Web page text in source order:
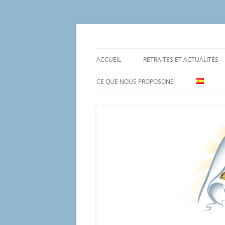
Aller
ACCUEIL RETRAITES ET ACTUALITÉS
CE QUE NOUS PROPOSONS